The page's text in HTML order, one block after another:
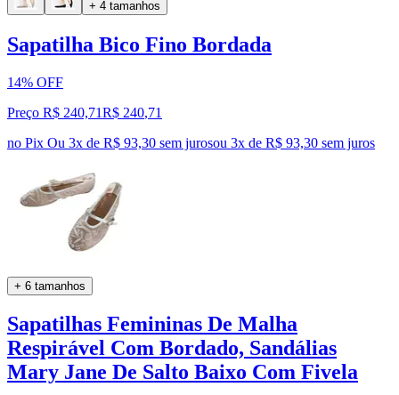
+ 4 tamanhos
Sapatilha Bico Fino Bordada
14% OFF
Preço R$ 240,71R$ 240,71
no Pix Ou 3x de R$ 93,30 sem jurosou 3x de R$ 93,30 sem juros
+ 6 tamanhos
Sapatilhas Femininas De Malha
Respirável Com Bordado, Sandálias
Mary Jane De Salto Baixo Com Fivela